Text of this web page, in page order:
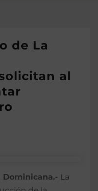
de La
al
Dominicana.- La